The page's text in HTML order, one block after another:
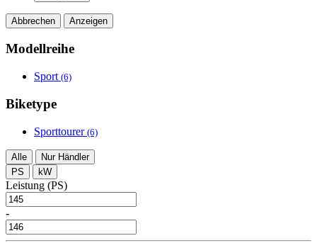
Abbrechen Anzeigen
Modellreihe
Sport (6)
Biketype
Sporttourer (6)
Alle
Nur Händler
PS
kW
Leistung (PS)
-